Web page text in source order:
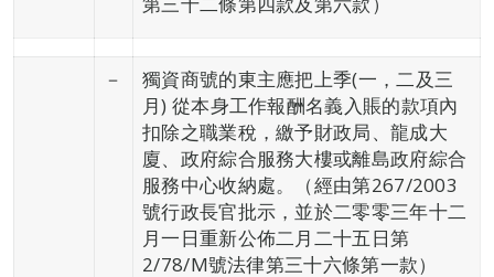
－
獨資商號的東主應把上季(一，二及三
月) 從本身工作報酬名義入賬的款項內
扣除之職業稅，繳予財政局、龍成大
廈、政府綜合服務大樓或離島政府綜合
服務中心收納處。（經由第267/2003
號行政長官批示，並於二零零三年十二
月一日重新公佈二月二十五日第
2/78/M號法律第三十六條第一款）